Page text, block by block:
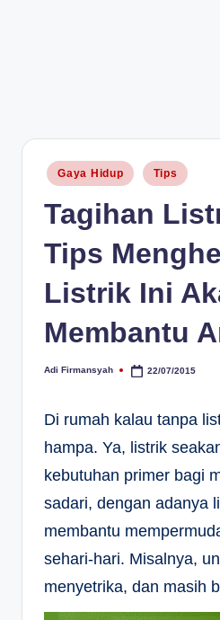
Posted
in
Gaya Hidup Tips
Tagihan
Tips
Listrik Ini
Membantu
Posted
Adi Firmansyah 22/07/2015
Di rumah kalau tanpa
hampa. Ya, listrik
kebutuhan primer bagi
sadari, dengan adanya
membantu
sehari-hari. Misalnya,
menyetrika, dan masih